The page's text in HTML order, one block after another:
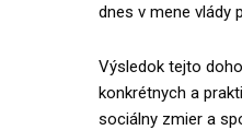
dnes v mene vlády
Výsledok tejto
konkrétnych a
sociálny zmier a